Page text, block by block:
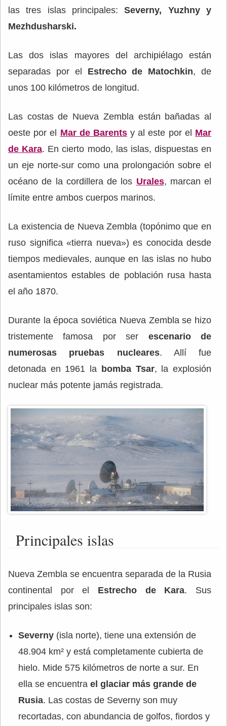
las tres islas principales:Severny, Yuzhny y
Mezhdusharski.
Las dos islas mayores del archipiélago están
separadas por el
Estrecho de Matochkin, de
unos 100 kilómetros de longitud.
Las costas de Nueva Zembla están bañadas al
oeste por el Mar de Barentsy al este por el Mar
de Kara. En cierto modo, las islas, dispuestas en
un eje norte-sur como una prolongación sobre el
océano de la cordillera de los Urales, marcan el
límite entre ambos cuerpos marinos.
La existencia de Nueva Zembla (topónimo que en
ruso significa «tierra nueva») es conocida desde
tiempos medievales, aunque en las islas no hubo
asentamientos estables de población rusa hasta
el año 1870.
Durante la época soviética Nueva Zembla se hizo
tristemente famosa por ser escenario de
numerosas pruebas nucleares. Allí fue
detonada en 1961 la bomba Tsar, la explosión
nuclear más potente jamás registrada.
Principales islas
Nueva Zembla se encuentra separada de la Rusia
continental por el Estrecho de Kara. Sus
principales islas son:
Severny (isla norte), tiene una extensión de
48.904 km² y está completamente cubierta de
hielo. Mide 575 kilómetros de norte a sur. En
ella se encuentra el glaciar más grande de
Rusia. Las costas de Severny son muy
recortadas, con abundancia de golfos, fiordos y